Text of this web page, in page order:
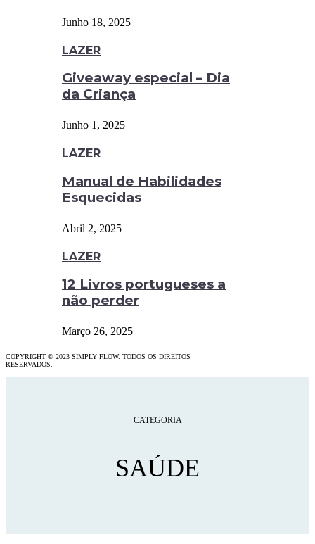
Junho 18, 2025
LAZER
Giveaway especial – Dia
da Criança
Junho 1, 2025
LAZER
Manual de Habilidades
Esquecidas
Abril 2, 2025
LAZER
12 Livros portugueses a
não perder
Março 26, 2025
COPYRIGHT © 2023 SIMPLY FLOW. TODOS OS DIREITOS
RESERVADOS.
CATEGORIA
SAÚDE